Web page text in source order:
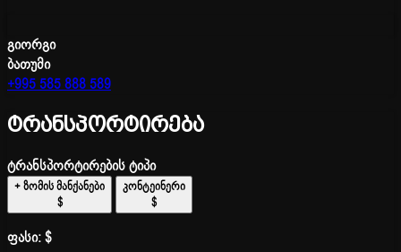
გიორგი
ბათუმი
+995 585 888 589
ტრანსპორტირება
ტრანსპორტირების ტიპი
+ ზომის მანქანები
$
კონტეინერი
$
ფასი:$